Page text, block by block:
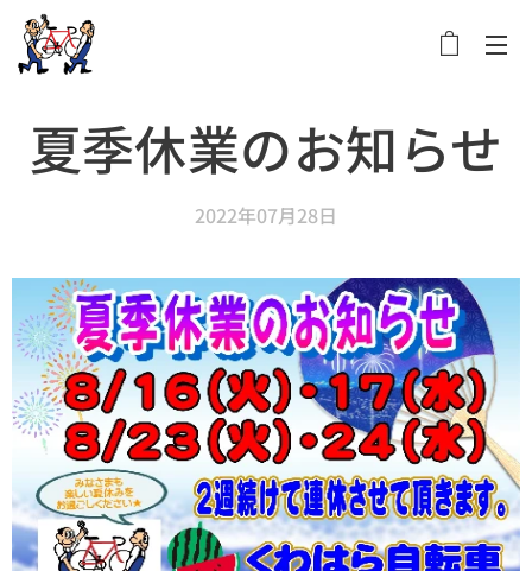
夏季休業のお知らせ
2022年07月28日